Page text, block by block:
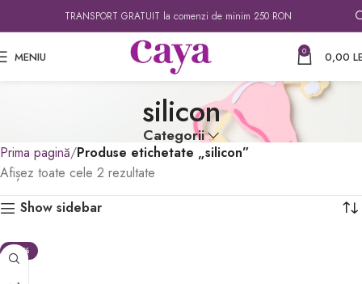
TRANSPORT GRATUIT la comenzi de minim 250 RON
MENIU 0 0,00
silicon
Categorii
Prima pagină Produse etichetate „silicon”
Afișez toate cele 2 rezultate
Show sidebar
-28%